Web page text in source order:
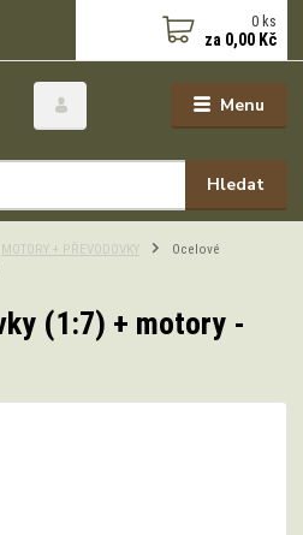
Menu
Hledat
0 ks
za 0,00 Kč
MOTORY + PŘEVODOVKY
Ocelové
(1:7) + motory -